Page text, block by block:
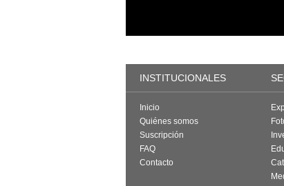
INSTITUCIONALES
Inicio
Quiénes somos
Suscripción
FAQ
Contacto